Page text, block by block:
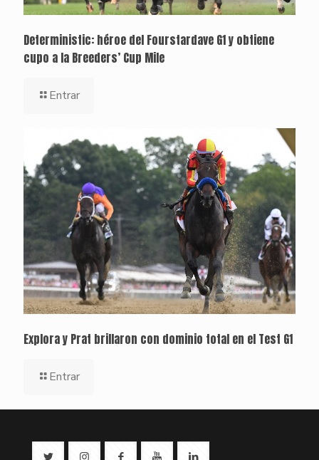
Deterministic: héroe del Fourstardave G1 y obtiene
cupo a la Breeders’ Cup Mile
Entrar
Explora y Prat brillaron con dominio total en el Test G1
Entrar